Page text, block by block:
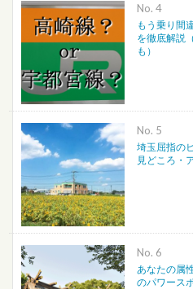
No.
もう乗り間
を徹底解説
も）
No.
埼玉屈指の
見どころ・
No.
あなたの属
のパワース